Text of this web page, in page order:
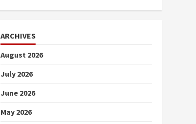
ARCHIVES
August 2026
July 2026
June 2026
May 2026